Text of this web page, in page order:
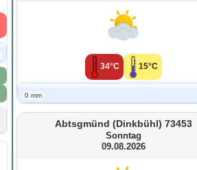
34°C 15°C
0 mm
Abtsgmünd (Dinkbühl) 73453
Sonntag
09.08.2026